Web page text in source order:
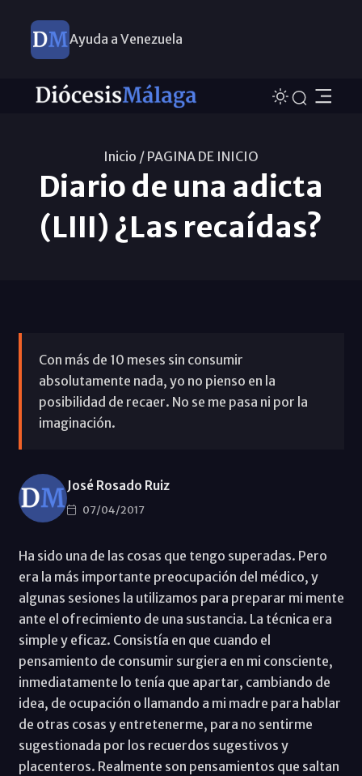
Ayuda a Venezuela
Inicio / PAGINA DE INICIO
Diario de una adicta
(LIII) ¿Las recaídas?
Con más de 10 meses sin consumir
absolutamente nada, yo no pienso en la
posibilidad de recaer. No se me pasa ni por la
imaginación.
José Rosado Ruiz
07/04/2017
Ha sido una de las cosas que tengo superadas. Pero
era la más importante preocupación del médico, y
algunas sesiones la utilizamos para preparar mi mente
ante el ofrecimiento de una sustancia. La técnica era
simple y eficaz. Consistía en que cuando el
pensamiento de consumir surgiera en mi consciente,
inmediatamente lo tenía que apartar, cambiando de
idea, de ocupación o llamando a mi madre para hablar
de otras cosas y entretenerme, para no sentirme
sugestionada por los recuerdos sugestivos y
placenteros. Realmente son pensamientos que saltan